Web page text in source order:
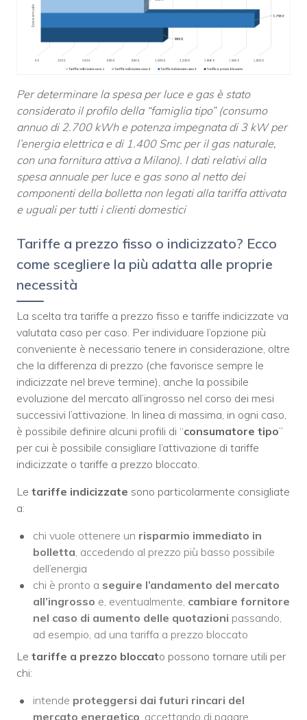
Per determinare la spesa per luce e gas è stato
considerato il profilo della “famiglia tipo” (consumo
annuo di 2.700 kWh e potenza impegnata di 3 kW per
l’energia elettrica e di 1.400 Smc per il gas naturale,
con una fornitura attiva a Milano). I dati relativi alla
spesa annuale per luce e gas sono al netto dei
componenti della bolletta non legati alla tariffa attivata
e uguali per tutti i clienti domestici
Tariffe a prezzo fisso o indicizzato? Ecco
come scegliere la più adatta alle proprie
necessità
La scelta tra tariffe a prezzo fisso e tariffe indicizzate va
valutata caso per caso. Per individuare l’opzione più
conveniente è necessario tenere in considerazione, oltre
che la differenza di prezzo (che favorisce sempre le
indicizzate nel breve termine), anche la possibile
evoluzione del mercato all’ingrosso nel corso dei mesi
successivi l’attivazione. In linea di massima, in ogni caso,
è possibile definire alcuni profili di “consumatore tipo”
per cui è possibile consigliare l’attivazione di tariffe
indicizzate o tariffe a prezzo bloccato.
Le tariffe indicizzate sono particolarmente consigliate
a:
chi vuole ottenere un risparmio immediato in
bolletta , accedendo al prezzo più basso possibile
dell’energia
chi è pronto a seguire l’andamento del mercato
all’ingrosso e, eventualmente, cambiare fornitore
nel caso di aumento delle quotazioni passando,
ad esempio, ad una tariffa a prezzo bloccato
Le tariffe a prezzo bloccato possono tornare utili per
chi:
intende proteggersi dai futuri rincari del
mercato energetico , accettando di pagare